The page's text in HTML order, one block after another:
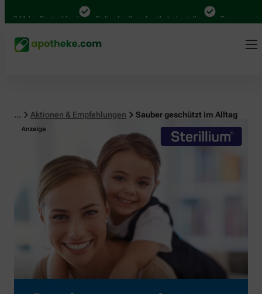
in Deutschland Online bei Ihrer Apotheke bestellen Bequem
... Aktionen & Empfehlungen Sauber geschützt im Alltag